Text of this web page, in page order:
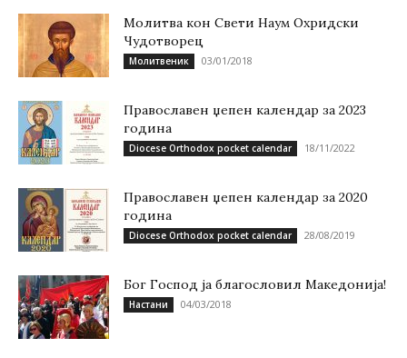
Молитва кон Свети Наум Охридски
Чудотворец
Молитвеник 03/01/2018
Православен џепен календар за 2023
година
Diocese Orthodox pocket calendar 18/11/2022
Православен џепен календар за 2020
година
Diocese Orthodox pocket calendar 28/08/2019
Бог Господ ја благословил Македонија!
Настани 04/03/2018